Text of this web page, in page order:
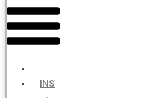
INSTITUCIONAL